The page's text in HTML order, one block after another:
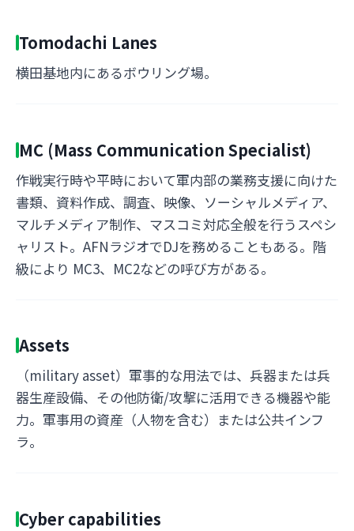
Tomodachi Lanes
横田基地内にあるボウリング場。
MC (Mass Communication Specialist)
作戦実行時や平時において軍内部の業務支援に向けた
書類、資料作成、調査、映像、ソーシャルメディア、
マルチメディア制作、マスコミ対応全般を行うスペシ
ャリスト。AFNラジオでDJを務めることもある。階
級により MC3、MC2などの呼び方がある。
Assets
（military asset）軍事的な用法では、兵器または兵
器生産設備、その他防衛/攻撃に活用できる機器や能
力。軍事用の資産（人物を含む）または公共インフ
ラ。
Cyber capabilities